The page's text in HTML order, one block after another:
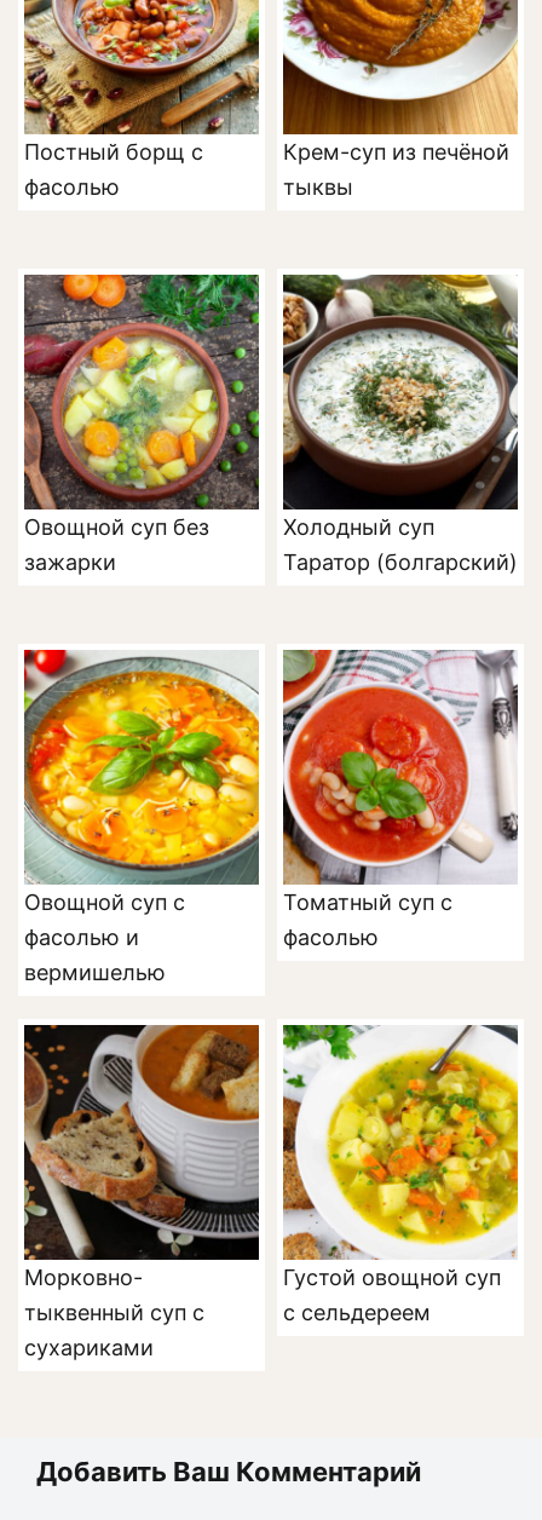
Постный борщ с
фасолью
Крем-суп из печёной
тыквы
Овощной суп без
зажарки
Холодный суп
Таратор (болгарский)
Овощной суп с
фасолью и
вермишелью
Томатный суп с
фасолью
Морковно-
тыквенный суп с
сухариками
Густой овощной суп
с сельдереем
Добавить Ваш Комментарий